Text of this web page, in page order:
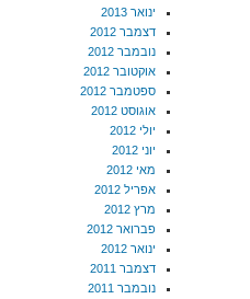
ינואר 2013
דצמבר 2012
נובמבר 2012
אוקטובר 2012
ספטמבר 2012
אוגוסט 2012
יולי 2012
יוני 2012
מאי 2012
אפריל 2012
מרץ 2012
פברואר 2012
ינואר 2012
דצמבר 2011
נובמבר 2011